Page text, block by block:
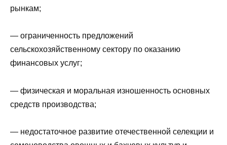
рынкам;
— ограниченность предложений
сельскохозяйственному сектору по оказанию
финансовых услуг;
— физическая и моральная изношенность основных
средств производства;
— недостаточное развитие отечественной селекции и